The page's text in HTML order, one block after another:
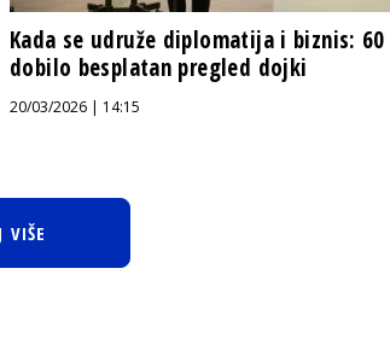
Kada se udruže diplomatija i biznis: 60
dobilo besplatan pregled dojki
20/03/2026 | 14:15
VIŠE